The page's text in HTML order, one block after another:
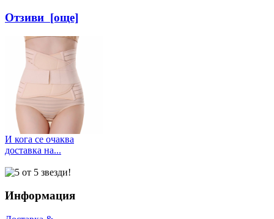
Отзиви [още]
И кога се очаква
доставка на...
Информация